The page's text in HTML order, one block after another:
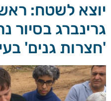
יוצא לשטח:
גרינברג בסיור
'חצרות גנים'